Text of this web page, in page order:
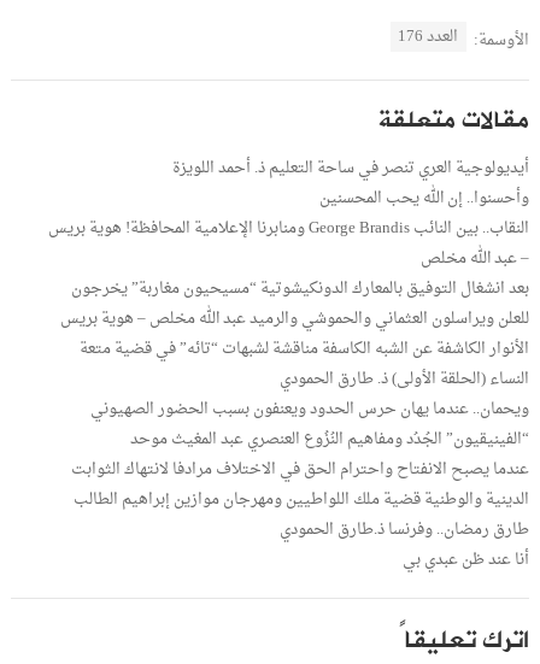
الأوسمة: العدد 176
مقالات متعلقة
أيديولوجية العري تنصر في ساحة التعليم ذ. أحمد اللويزة
وأحسنوا.. إن الله يحب المحسنين
النقاب.. بين النائب George Brandis ومنابرنا الإعلامية المحافظة! هوية بريس
– عبد الله مخلص
بعد انشغال التوفيق بالمعارك الدونكيشوتية “مسيحيون مغاربة” يخرجون
للعلن ويراسلون العثماني والحموشي والرميد عبد الله مخلص – هوية بريس
الأنوار الكاشفة عن الشبه الكاسفة مناقشة لشبهات “تائه” في قضية متعة
النساء (الحلقة الأولى) ذ. طارق الحمودي
ويحمان.. عندما يهان حرس الحدود ويعنفون بسبب الحضور الصهيوني
“الفينيقيون” الجُدُد ومفاهيم النُزُوع العنصري عبد المغيث موحد
عندما يصبح الانفتاح واحترام الحق في الاختلاف مرادفا لانتهاك الثوابت
الدينية والوطنية قضية ملك اللواطيين ومهرجان موازين إبراهيم الطالب
طارق رمضان.. وفرنسا ذ.طارق الحمودي
أنا عند ظن عبدي بي
اترك تعليقاً